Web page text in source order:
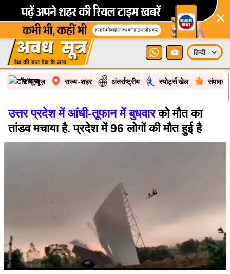
×
टॉप न्यूज़ राज्य-शहर अंतर्राष्ट्रीय स्पोर्ट्स खेल
उत्तर प्रदेश में आंधी-तूफान में बुधवारको मौत का
तांडव मचाया है. प्रदेश में 96 लोगों की मौत हुई है